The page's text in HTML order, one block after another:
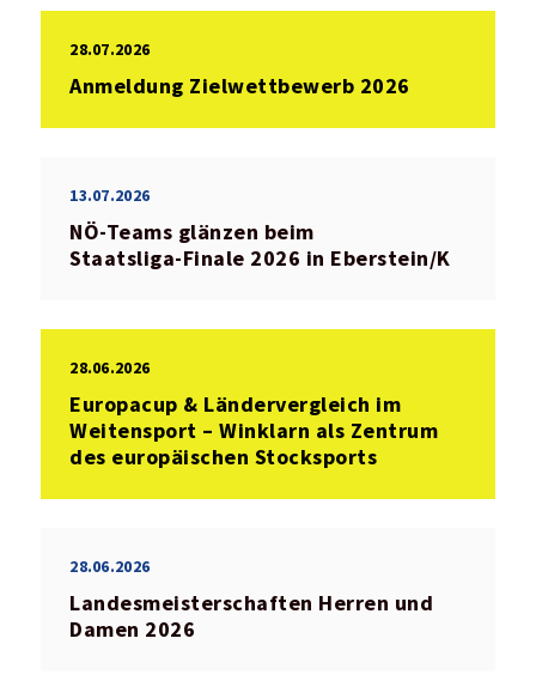
28.07.2026
Anmeldung Zielwettbewerb 2026
13.07.2026
NÖ‑Teams glänzen beim
Staatsliga‑Finale 2026 in Eberstein/K
28.06.2026
Europacup & Ländervergleich im
Weitensport – Winklarn als Zentrum
des europäischen Stocksports
28.06.2026
Landesmeisterschaften Herren und
Damen 2026